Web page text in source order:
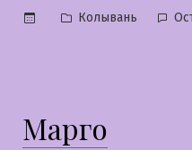
Опубликовано
Колывань
Марго